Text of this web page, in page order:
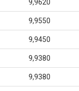
9,9620
9,9550
9,9450
9,9380
9,9380